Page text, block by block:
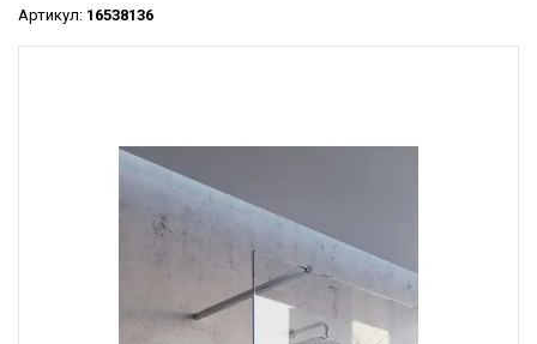
Артикул: 16538136